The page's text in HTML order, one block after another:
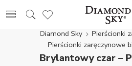
Diamond Sky
Pierścionki
Pierścionki zaręczynowe
Brylantowy czar –